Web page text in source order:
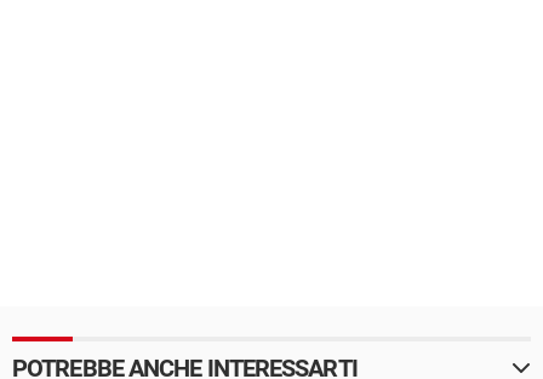
POTREBBE ANCHE INTERESSARTI